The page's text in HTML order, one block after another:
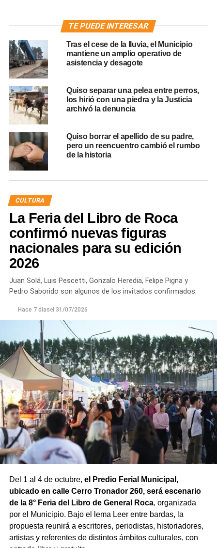
TE PUEDE INTERESAR
Tras el cese de la lluvia, el Municipio
mantiene un amplio operativo de
asistencia y desagote
Quiso separar una pelea entre perros,
los hirió con una piedra y la Justicia
archivó la denuncia
Quiso borrar el apellido de su padre,
pero un reencuentro cambió el rumbo
de la historia
CULTURA
La Feria del Libro de Roca
confirmó nuevas figuras
nacionales para su edición
2026
Juan Solá, Luis Pescetti, Gonzalo Heredia, Felipe Pigna y
Pedro Saborido son algunos de los invitados confirmados.
Hace 7 díasel 31/07/2026
Del 1 al 4 de octubre, el Predio Ferial Municipal,
ubicado en calle Cerro Tronador 260, será escenario
de la 8° Feria del Libro de General Roca, organizada
por el Municipio. Bajo el lema Leer entre bardas, la
propuesta reunirá a escritores, periodistas, historiadores,
artistas y referentes de distintos ámbitos culturales, con